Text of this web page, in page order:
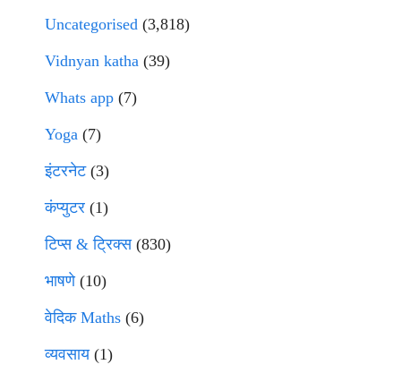
Uncategorised (3,818)
Vidnyan katha (39)
Whats app (7)
Yoga (7)
इंटरनेट(3)
कंप्युटर (1)
टिप्स & ट्रिक्स(830)
भाषणे(10)
वेदिक Maths (6)
व्यवसाय(1)